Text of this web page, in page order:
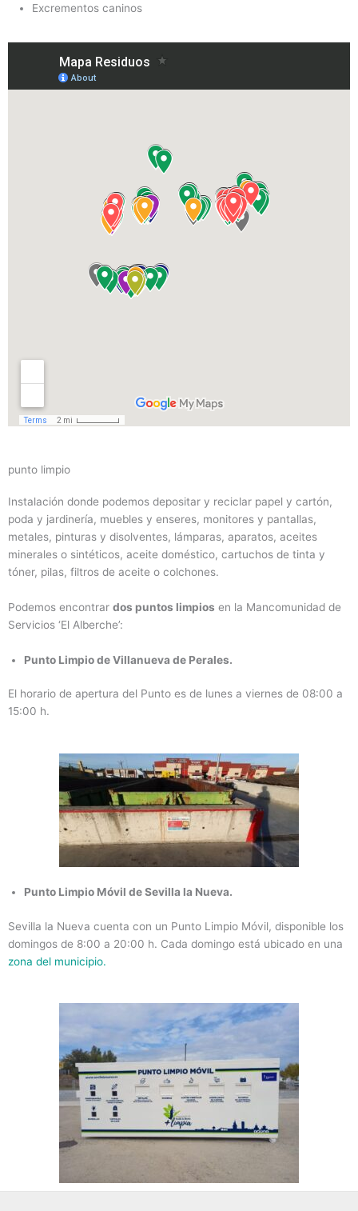
Excrementos caninos
punto limpio
Instalación donde podemos depositar y reciclar papel y cartón,
poda y jardinería, muebles y enseres, monitores y pantallas,
metales, pinturas y disolventes, lámparas, aparatos, aceites
minerales o sintéticos, aceite doméstico, cartuchos de tinta y
tóner, pilas, filtros de aceite o colchones.
Podemos encontrar dos puntos limpios en la Mancomunidad de
Servicios ‘El Alberche’:
Punto Limpio de Villanueva de Perales.
El horario de apertura del Punto es de lunes a viernes de 08:00 a
15:00 h.
Punto Limpio Móvil de Sevilla la Nueva.
Sevilla la Nueva cuenta con un Punto Limpio Móvil, disponible los
domingos de 8:00 a 20:00 h. Cada domingo está ubicado en una
zona del municipio.